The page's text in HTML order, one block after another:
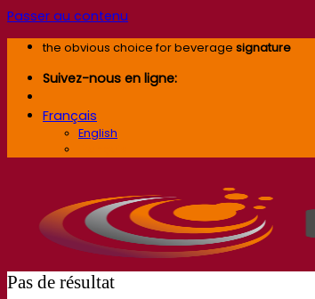
Passer au contenu
the obvious choice for beverage signature
Suivez-nous en ligne:
Français
English
Pas de résultat